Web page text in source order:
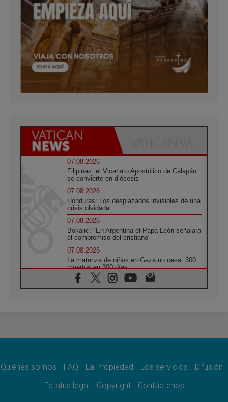
07.08.2026
Filipinas: el Vicariato Apostólico de Calapán
se convierte en diócesis
07.08.2026
Honduras: Los desplazados invisibles de una
crisis olvidada
07.08.2026
Bokalic: "En Argentina el Papa León señalará
el compromiso del cristiano"
07.08.2026
La matanza de niños en Gaza no cesa: 300
muertos en 300 días
07.08.2026
Tagle: La guerra desfigura el mundo, solo la
como misión al servicio del Evangelio
SIGNIS 2026, dar voz a las religiosas en el
espacio público
Quiénes somos FAQ La Propiedad Los servicios
Difusión
Estatus legal
Copyright Contáctenos